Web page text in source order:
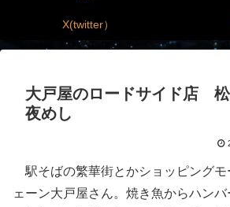
X(twitter）
大戸屋のロードサイド店
夜めし
駅そばの繁華街とかショッピングモ
ェーン大戸屋さん。焼き魚からハン